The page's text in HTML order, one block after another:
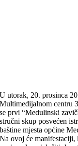
U utorak, 20. prosinca
Multimedijalnom centru
se prvi “Medulinski
stručni skup posvećen
baštine mjesta općine
Na ovoj će manifestaciji,